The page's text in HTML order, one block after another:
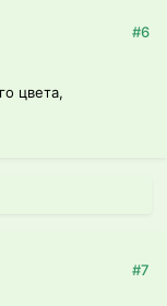
#6
цвета,
#7